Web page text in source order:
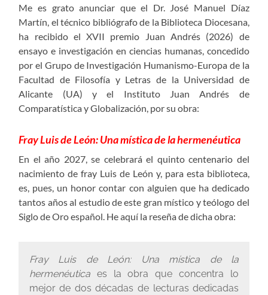
Me es grato anunciar que el Dr. José Manuel Díaz
Martín, el técnico bibliógrafo de la Biblioteca Diocesana,
ha recibido el XVII premio Juan Andrés (2026) de
ensayo e investigación en ciencias humanas, concedido
por el Grupo de Investigación Humanismo-Europa de la
Facultad de Filosofía y Letras de la Universidad de
Alicante (UA) y el Instituto Juan Andrés de
Comparatística y Globalización, por su obra:
Fray Luis de León: Una mística de la hermenéutica
En el año 2027, se celebrará el quinto centenario del
nacimiento de fray Luis de León y, para esta biblioteca,
es, pues, un honor contar con alguien que ha dedicado
tantos años al estudio de este gran místico y teólogo del
Siglo de Oro español. He aquí la reseña de dicha obra:
Fray Luis de León: Una mística de la
hermenéuticaes la obra que concentra lo
mejor de dos décadas de lecturas dedicadas